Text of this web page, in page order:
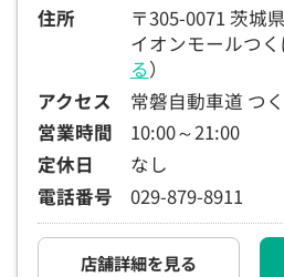
住所
〒305-0071 茨城
イオンモールつ
る）
アクセス
常磐自動車道 つ
営業時間
10:00～21:00
定休日
なし
電話番号
029-879-8911
店舗詳細を見る